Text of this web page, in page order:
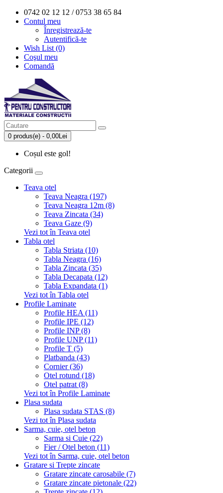
0742 02 12 12 / 0753 38 65 84
Contul meu
Înregistrează-te
Autentifică-te
Wish List (0)
Coşul meu
Comandă
0 produs(e) - 0,00Lei
Coșul este gol!
Categorii
Teava otel
Teava Neagra (197)
Teava Neagra 12m (8)
Teava Zincata (34)
Teava Gaze (9)
Vezi tot în Teava otel
Tabla otel
Tabla Striata (10)
Tabla Neagra (16)
Tabla Zincata (35)
Tabla Decapata (12)
Tabla Expandata (1)
Vezi tot în Tabla otel
Profile Laminate
Profile HEA (11)
Profile IPE (12)
Profile INP (8)
Profile UNP (11)
Profile T (5)
Platbanda (43)
Cornier (36)
Otel rotund (18)
Otel patrat (8)
Vezi tot în Profile Laminate
Plasa sudata
Plasa sudata STAS (8)
Vezi tot în Plasa sudata
Sarma, cuie, otel beton
Sarma si Cuie (22)
Fier / Otel beton (11)
Vezi tot în Sarma, cuie, otel beton
Gratare si Trepte zincate
Gratare zincate carosabile (7)
Gratare zincate pietonale (22)